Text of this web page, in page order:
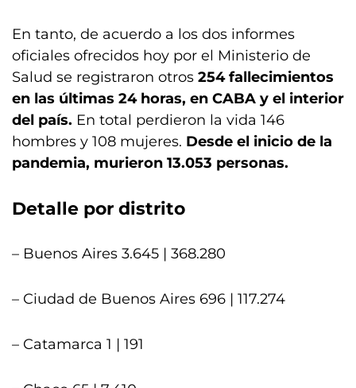
En tanto, de acuerdo a los dos informes
oficiales ofrecidos hoy por el Ministerio de
Salud se registraron otros 254 fallecimientos
en las últimas 24 horas, en CABA y el interior
del país. En total perdieron la vida 146
hombres y 108 mujeres. Desde el inicio de la
pandemia, murieron 13.053 personas.
Detalle por distrito
– Buenos Aires 3.645 | 368.280
– Ciudad de Buenos Aires 696 | 117.274
– Catamarca 1 | 191